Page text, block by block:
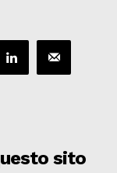
sito